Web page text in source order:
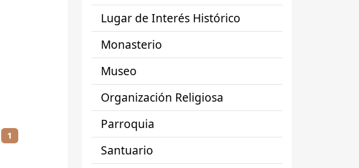
1
Lugar de Interés Histórico
Monasterio
Museo
Organización Religiosa
Parroquia
Santuario